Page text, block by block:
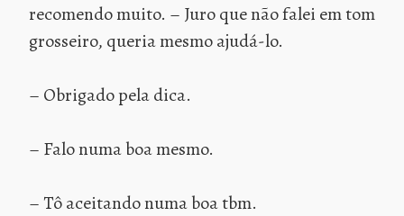
recomendo muito. – Juro que não falei em tom
grosseiro, queria mesmo ajudá-lo.
– Obrigado pela dica.
– Falo numa boa mesmo.
– Tô aceitando numa boa tbm.